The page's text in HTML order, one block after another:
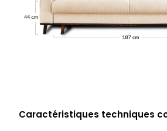
Caractéristiques techniques